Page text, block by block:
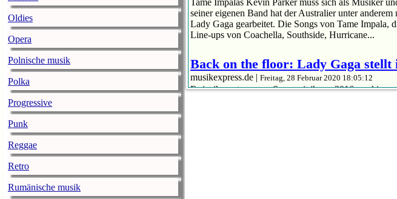
Oldies
Opera
Polnische musik
Polka
Progressive
Punk
Reggae
Retro
Rumänische musik
Tame Impalas Kevin Parker muss sich als Musiker
seiner eigenen Band hat der Australier unter
Lady Gaga gearbeitet. Die Songs von Tame Impala,
Line-ups von Coachella, Southside, Hurricane...
Back on the floor: Lady Gaga stellt
musikexpress.de | Freitag, 28 Februar 2020 18:05:12
Es ist ihr erster neuer Song seit ihrem 2016